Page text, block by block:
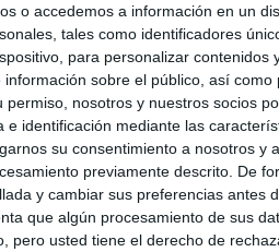
o accedemos a información en un
tales como identificadores
para personalizar contenidos
sobre el público, así como
nosotros y nuestros socios
identificación mediante las
su consentimiento a nosotros y
previamente descrito. De
y cambiar sus preferencias antes
que algún procesamiento de sus
pero usted tiene el derecho de